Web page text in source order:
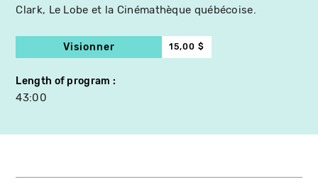
Clark, Le Lobe et la Cinémathèque québécoise.
Visionner 15,00 $
Length of program
43:00